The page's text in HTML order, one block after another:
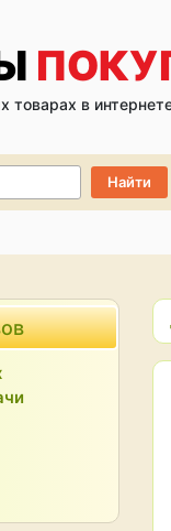
товарах в